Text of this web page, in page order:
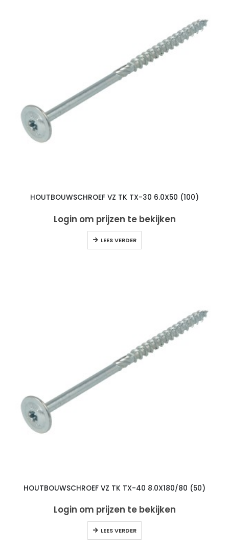
HOUTBOUWSCHROEF VZ TK TX-30 6.0X50 (100)
Login om prijzen te bekijken
LEES VERDER
HOUTBOUWSCHROEF VZ TK TX-40 8.0X180/80 (50)
Login om prijzen te bekijken
LEES VERDER